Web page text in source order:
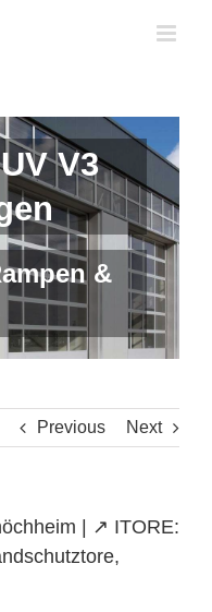
V3
&
Previous Next
| ↗️ ITORE: